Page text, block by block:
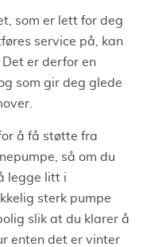
som er lett for deg
service på, kan
er derfor en
som gir deg glede
å få støtte fra
så om du
legge litt i
sterk pumpe
slik at du klarer å
enten det er vinter